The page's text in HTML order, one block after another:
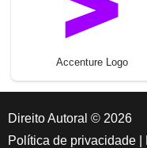
Accenture Logo
Direito Autoral © 2026
Política de privacidade